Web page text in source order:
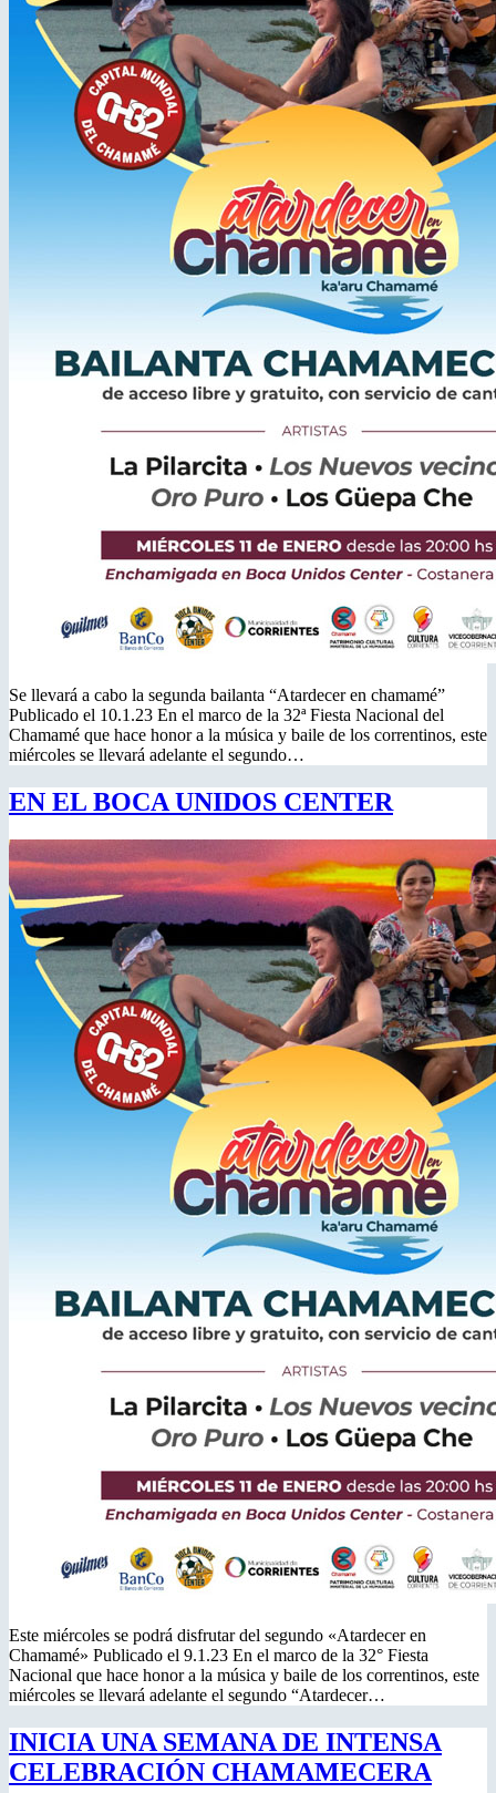
Se llevará a cabo la segunda bailanta “Atardecer en chamamé”
Publicado el 10.1.23 En el marco de la 32ª Fiesta Nacional del
Chamamé que hace honor a la música y baile de los correntinos, este
miércoles se llevará adelante el segundo…
EN EL BOCA UNIDOS CENTER
Este miércoles se podrá disfrutar del segundo «Atardecer en
Chamamé» Publicado el 9.1.23 En el marco de la 32° Fiesta
Nacional que hace honor a la música y baile de los correntinos, este
miércoles se llevará adelante el segundo “Atardecer…
INICIA UNA SEMANA DE INTENSA
CELEBRACIÓN CHAMAMECERA